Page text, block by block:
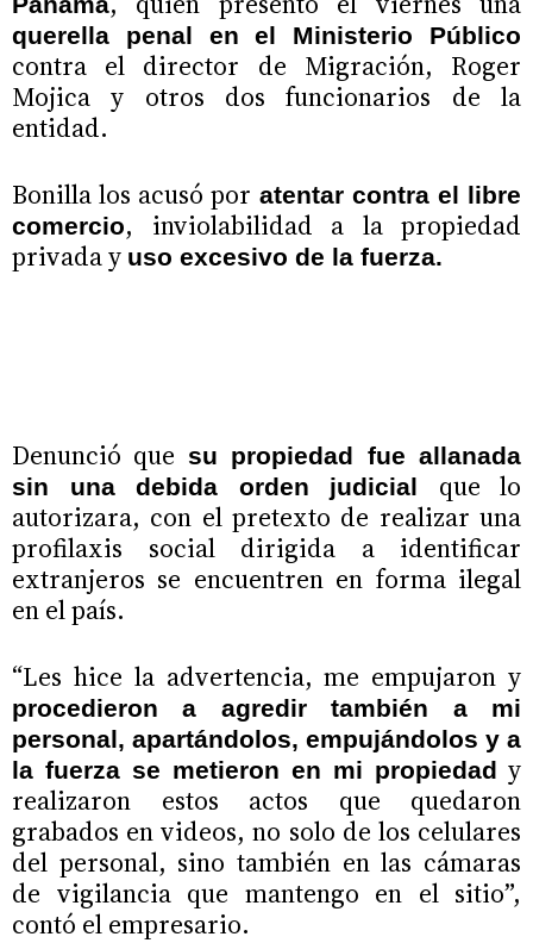
querella penal en el Ministerio Público
contra el director de Migración, Roger
Mojica y otros dos funcionarios de la
entidad.
Bonilla los acusó por atentar contra el libre
comercio, inviolabilidad a la propiedad
privada y uso excesivo de la fuerza.
Denunció que su propiedad fue allanada
sin una debida orden judicial que lo
autorizara, con el pretexto de realizar una
profilaxis social dirigida a identificar
extranjeros se encuentren en forma ilegal
en el país.
“Les hice la advertencia, me empujaron y
procedieron a agredir también a mi
personal, apartándolos, empujándolos y a
la fuerza se metieron en mi propiedad y
realizaron estos actos que quedaron
grabados en videos, no solo de los celulares
del personal, sino también en las cámaras
de vigilancia que mantengo en el sitio”,
contó el empresario.